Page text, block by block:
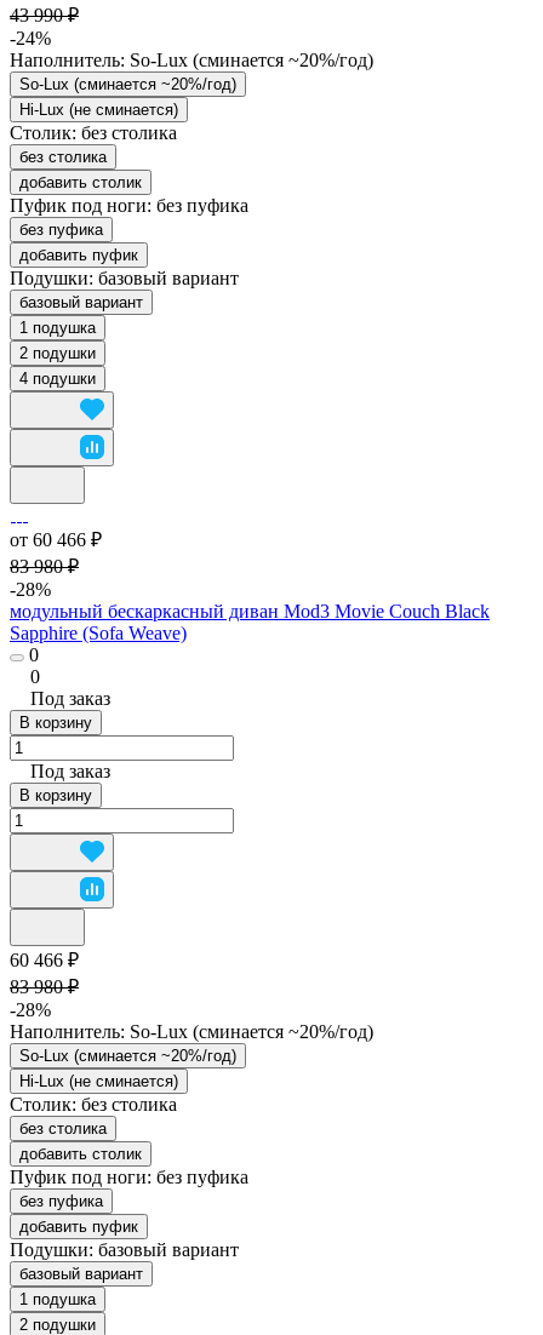
43 990 ₽
-24%
Наполнитель: So-Lux (cминается ~20%/год)
So-Lux (cминается ~20%/год)
Hi-Lux (не сминается)
Столик: без столика
без столика
добавить столик
Пуфик под ноги: без пуфика
без пуфика
добавить пуфик
Подушки: базовый вариант
базовый вариант
1 подушка
2 подушки
4 подушки
от 60 466 ₽
83 980 ₽
-28%
модульный бескаркасный диван Mod3 Movie Couch Black
Sapphire (Sofa Weave)
0
0
Под заказ
В корзину
Под заказ
В корзину
60 466 ₽
83 980 ₽
-28%
Наполнитель: So-Lux (cминается ~20%/год)
So-Lux (cминается ~20%/год)
Hi-Lux (не сминается)
Столик: без столика
без столика
добавить столик
Пуфик под ноги: без пуфика
без пуфика
добавить пуфик
Подушки: базовый вариант
базовый вариант
1 подушка
2 подушки